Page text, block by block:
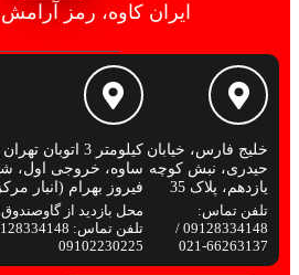
ایران کاوه، رمز
خلیج فارس، خیابان
حیدری، نبش کوچه
یازدهم، پلاک 35
تلفن تماس:
09128334148 /
66263137-021
کیلومتر 3 اتوبان
ساوه، خروجی اول،
فیروز بهرام (انبار
محل بازدید از
09102230225